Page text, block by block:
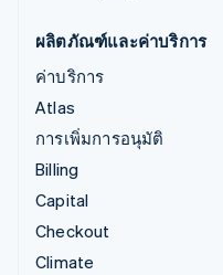
ผลิตภัณฑ์และค่าบริการ
ค่าบริการ
Atlas
การเพิ่มการอนุมัติ
Billing
Capital
Checkout
Climate